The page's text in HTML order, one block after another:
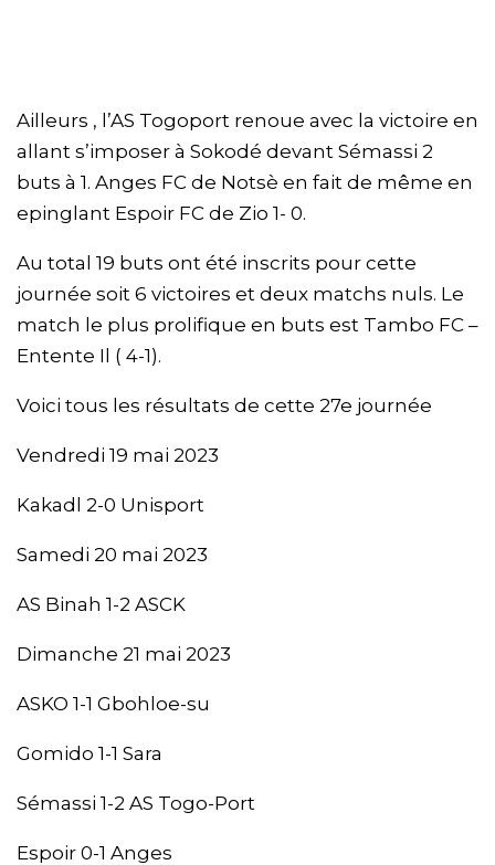
Ailleurs , l’AS Togoport renoue avec la victoire en
allant s’imposer à Sokodé devant Sémassi 2
buts à 1. Anges FC de Notsè en fait de même en
epinglant Espoir FC de Zio 1- 0.
Au total 19 buts ont été inscrits pour cette
journée soit 6 victoires et deux matchs nuls. Le
match le plus prolifique en buts est Tambo FC –
Entente Il ( 4-1).
Voici tous les résultats de cette 27e journée
Vendredi 19 mai 2023
Kakadl 2-0 Unisport
Samedi 20 mai 2023
AS Binah 1-2 ASCK
Dimanche 21 mai 2023
ASKO 1-1 Gbohloe-su
Gomido 1-1 Sara
Sémassi 1-2 AS Togo-Port
Espoir 0-1 Anges